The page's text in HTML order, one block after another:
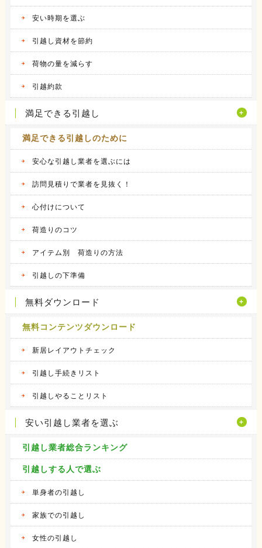
アーク引越しセンターの体験談
2016.04.14
安い時期を選ぶ
引越し資材を節約
荷物の量を減らす
引越約款
満足できる引越し
満足できる引越しのために
安心な引越し業者を選ぶには
訪問見積りで業者を見抜く！
心付けについて
荷造りのコツ
アイテム別 荷造りの方法
引越しの下準備
無料ダウンロード
無料コンテンツダウンロード
新居レイアウトチェック
引越し手続きリスト
引越しやることリスト
安い引越し業者を選ぶ
引越し業者総合ランキング
引越しする人で選ぶ
単身者の引越し
家族での引越し
女性の引越し